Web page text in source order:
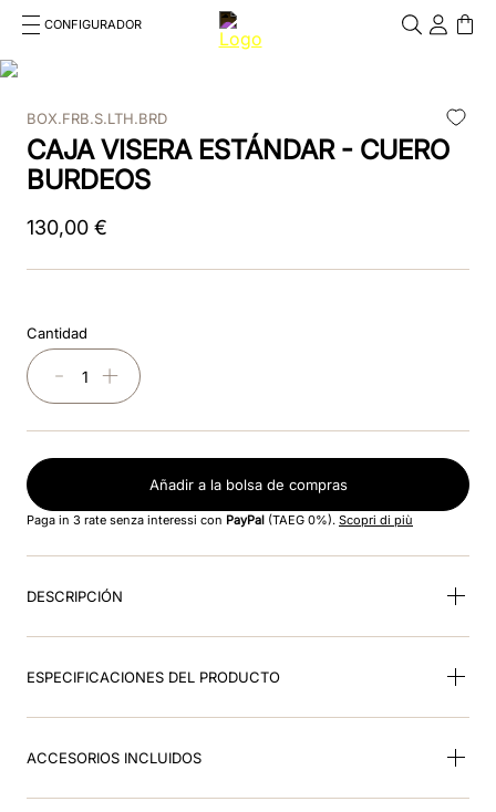
CONFIGURADOR
Cosa stai cercando?
1. casco
2.chromo 2 0
3.frontale
cascos
6.visera
7.rosa
8.casco kep smart nova polish
9.matt
10.bordeaux
BOX.FRB.S.LTH.BRD
CAJA VISERA ESTÁNDAR - CUERO
BURDEOS
130,00 €
Cantidad
＋
－
Añadir a la bolsa de compras
Paga in 3 rate senza interessi con PayPal (TAEG 0%). Scopri di più
DESCRIPCIÓN
ESPECIFICACIONES DEL PRODUCTO
ACCESORIOS INCLUIDOS